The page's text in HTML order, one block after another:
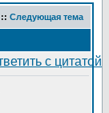
:: Следующая тема